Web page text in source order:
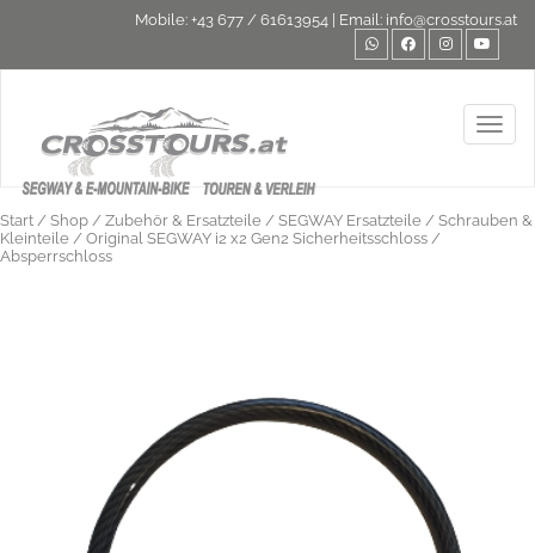
Mobile: +43 677 / 61613954 | Email: info@crosstours.at
Start / Shop / Zubehör & Ersatzteile / SEGWAY Ersatzteile / Schrauben &
Kleinteile / Original SEGWAY i2 x2 Gen2 Sicherheitsschloss /
Absperrschloss